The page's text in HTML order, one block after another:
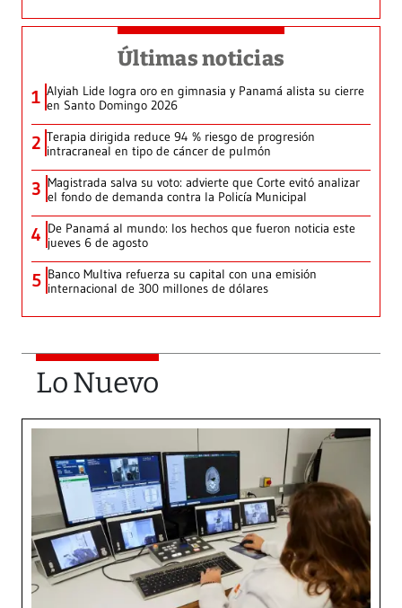
Últimas noticias
1 Alyiah Lide logra oro en gimnasia y Panamá alista su cierre
en Santo Domingo 2026
2 Terapia dirigida reduce 94 % riesgo de progresión
intracraneal en tipo de cáncer de pulmón
3 Magistrada salva su voto: advierte que Corte evitó analizar
el fondo de demanda contra la Policía Municipal
4 De Panamá al mundo: los hechos que fueron noticia este
jueves 6 de agosto
5 Banco Multiva refuerza su capital con una emisión
internacional de 300 millones de dólares
Lo Nuevo